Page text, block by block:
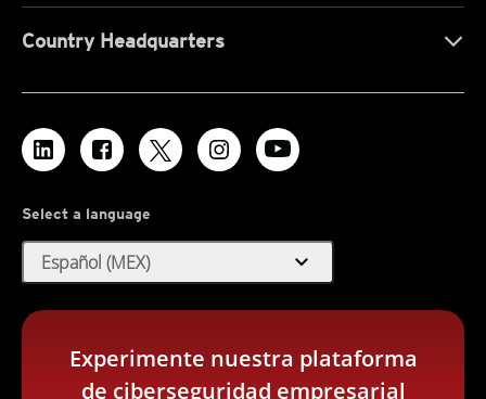
Country Headquarters
Select a language
Español (MEX) expand_more
Experimente nuestra plataforma
de ciberseguridad empresarial